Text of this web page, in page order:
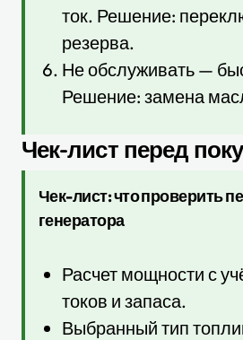
ток. Решение:
резерва.
Не обслуживать —
Решение: замена
Чек-лист перед
Чек-лист: что проверить перед покупкой
генератора
Расчет мощности с
токов и запаса.
Выбранный тип